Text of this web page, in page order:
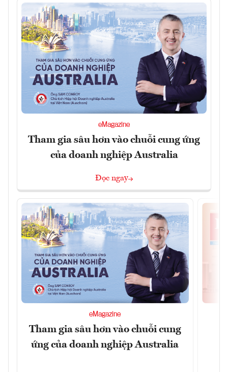
eMagazine
Tham gia sâu hơn vào chuỗi cung ứng
của doanh nghiệp Australia
Đọc ngay
eMagazine
Tham gia sâu hơn vào chuỗi cung
ứng của doanh nghiệp Australia